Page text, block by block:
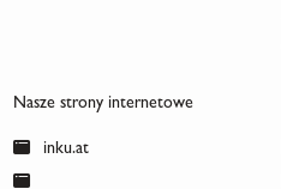
Nasze strony internetowe
inku.at